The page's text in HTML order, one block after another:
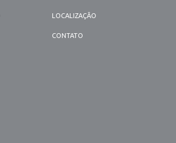
LOCALIZAÇÃO
CONTATO